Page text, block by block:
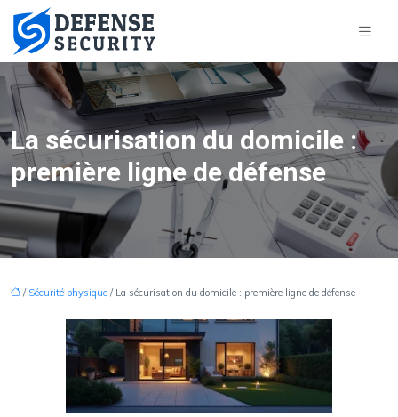
La sécurisation du domicile :
première ligne de défense
/ Sécurité physique / La sécurisation du domicile : première ligne de défense